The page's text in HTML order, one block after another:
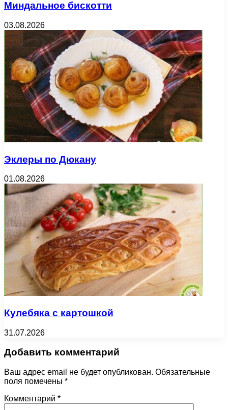
Миндальное бискотти
03.08.2026
Эклеры по Дюкану
01.08.2026
Кулебяка с картошкой
31.07.2026
Добавить комментарий
Ваш адрес email не будет опубликован. Обязательные
поля помечены *
Комментарий *